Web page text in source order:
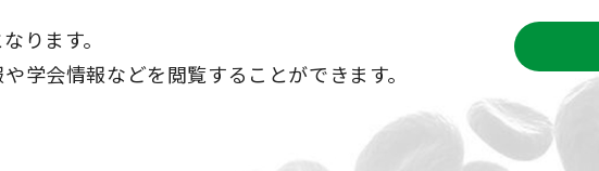
ります。
学会情報などを閲覧することができます。